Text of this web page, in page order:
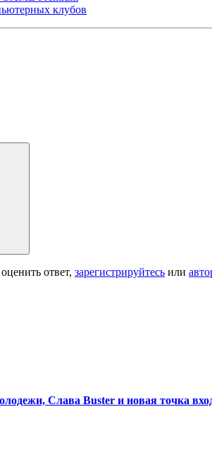
клубов
ответ, зарегистрируйтесь или
Слава Buster и новая точка